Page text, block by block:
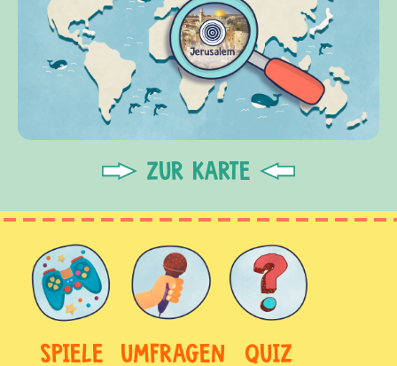
ZUR KARTE
SPIELE UMFRAGEN QUIZ